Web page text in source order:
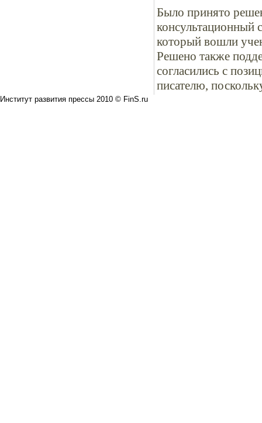
Было принято
консультационный
который вошли
Решено также
согласились с
писателю,
Институт развития прессы 2010 © FinS.ru